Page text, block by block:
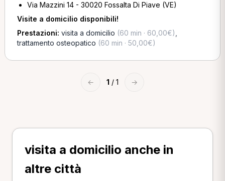
Via Mazzini 14 - 30020 Fossalta Di Piave (VE)
Visite a domicilio disponibili!
Prestazioni: visita a domicilio (60 min · 60,00€)
trattamento osteopatico (60 min · 50,00€)
← 1 / 1 →
visita a domicilio anche in
altre città